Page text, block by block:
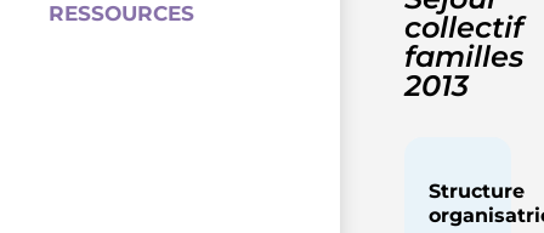
RESSOURCES
collectif
familles
2013
Structure